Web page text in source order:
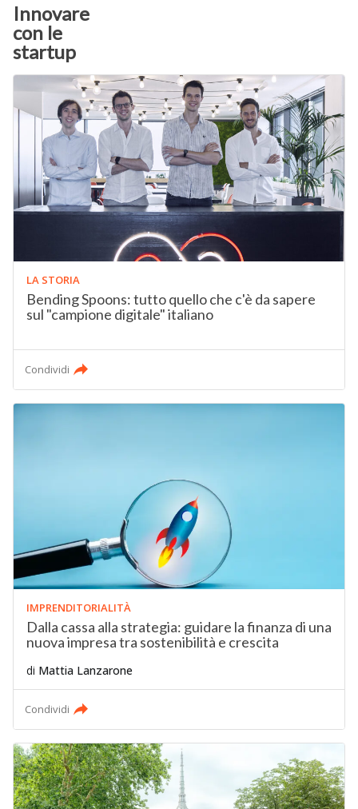
Innovare
con le
startup
LA STORIA
Bending Spoons: tutto quello che c'è da sapere
sul "campione digitale" italiano
Condividi
IMPRENDITORIALITÀ
Dalla cassa alla strategia: guidare la finanza di una
nuova impresa tra sostenibilità e crescita
di Mattia Lanzarone
Condividi